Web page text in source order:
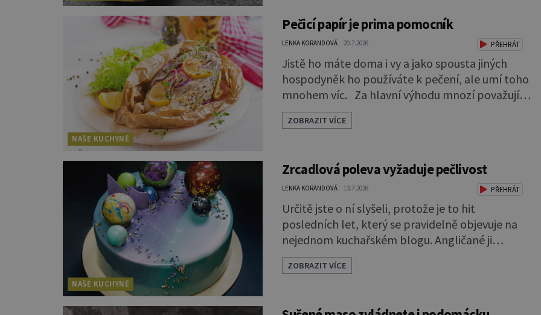
draslík, fosfor, hořčík a jód. Černý nebo červený
NAŠE KUCHYNĚ
Pečicí papír je prima pomocník
LENKA KORANDOVÁ 20.7.2026 PŘEHRÁT
Jistě ho máte doma i vy a jako spousta jiných
hospodyněk ho používáte k pečení, ale umí toho
mnohem víc. Za hlavní výhodu mnozí považují
to, že nemusí vymazávat plech, ať už pečou
moučníky nebo nějaký druh slaného pečiva. Ale
se její obsah přichytil na stěnu a připálil.
Například když pečete v
ZOBRAZIT VÍCE
NAŠE KUCHYNĚ
Zrcadlová poleva vyžaduje pečlivost
LENKA KORANDOVÁ 13.7.2026 PŘEHRÁT
Určitě jste o ní slyšeli, protože je to hit
posledních let, který se pravidelně objevuje na
nejednom kuchařském blogu. Angličané ji
nazývají mirror glaze, tedy zrcadlová poleva, a
opravdu se jako zrcadlo blyští. Pokud vás
ZOBRAZIT VÍCE